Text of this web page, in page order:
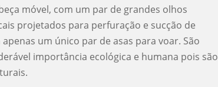
móvel, com um par de grandes olhos
projetados para perfuração e sucção de
um único par de asas para voar. São
importância ecológica e humana pois são